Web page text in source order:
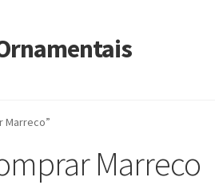
Marreco”
Marreco